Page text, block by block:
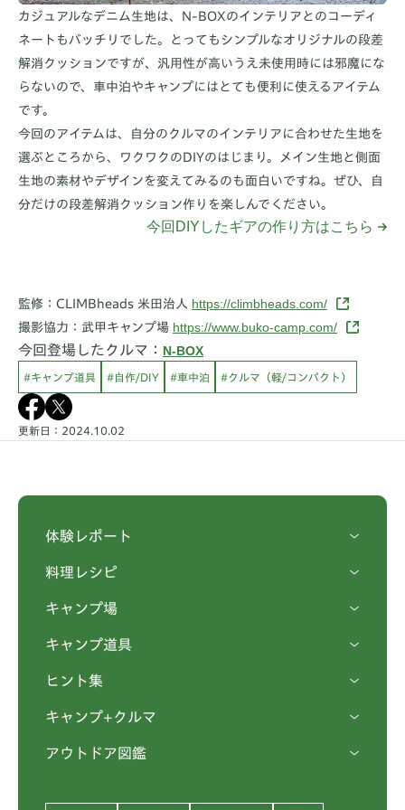
カジュアルなデニム生地は、N-BOXのインテリアとのコーディ
ネートもバッチリでした。とってもシンプルなオリジナルの段差
解消クッションですが、汎用性が高いうえ未使用時には邪魔にな
らないので、車中泊やキャンプにはとても便利に使えるアイテム
です。
今回のアイテムは、自分のクルマのインテリアに合わせた生地を
選ぶところから、ワクワクのDIYのはじまり。メイン生地と側面
生地の素材やデザインを変えてみるのも面白いですね。ぜひ、自
分だけの段差解消クッション作りを楽しんでください。
今回DIYしたギアの作り方はこちら
監修：CLIMBheads 米田治人 https://climbheads.com/
撮影協力：武甲キャンプ場 https://www.buko-camp.com/
今回登場したクルマ： N-BOX
#キャンプ道具 #自作/DIY #車中泊 #クルマ（軽/コンパクト）
更新日：2024.10.02
体験レポート
料理レシピ
キャンプ場
キャンプ道具
ヒント集
キャンプ+クルマ
アウトドア図鑑